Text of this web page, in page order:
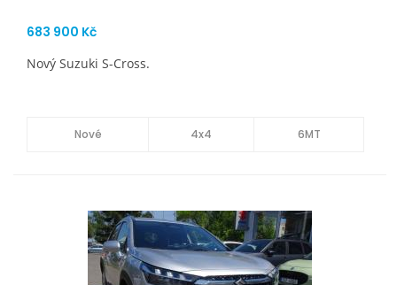
683 900 Kč
Nový Suzuki S-Cross.
Nové 4x4 6MT